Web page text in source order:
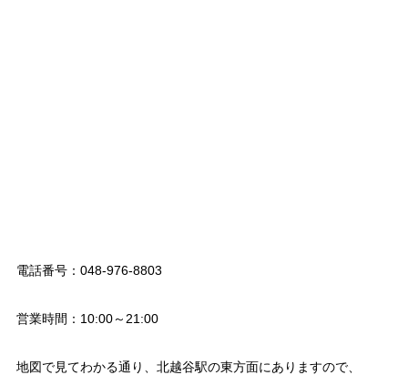
電話番号：048-976-8803
営業時間：10:00～21:00
地図で見てわかる通り、北越谷駅の東方面にありますので、